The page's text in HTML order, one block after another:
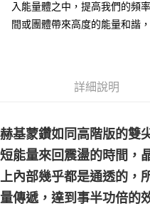
賣家宅配幫您送（台灣）
每筆NT$80，滿NT$3,000(含
郵局幫你送（離島）
每筆NT$80，滿NT$3,000(含以
入能量體之中，提高我們的頻
間或團體帶來高度的能量和諧
詳細說明
赫基蒙鑽如同高階版的雙
短能量來回震盪的時間，
上內部幾乎都是通透的，
量傳遞，達到事半功倍的